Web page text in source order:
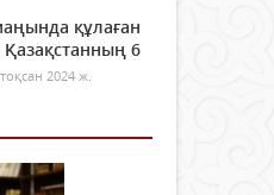
құлаған
6
2024 ж.